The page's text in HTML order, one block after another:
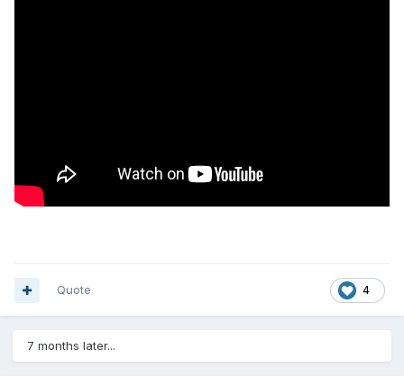
4
Quote
7 months later...